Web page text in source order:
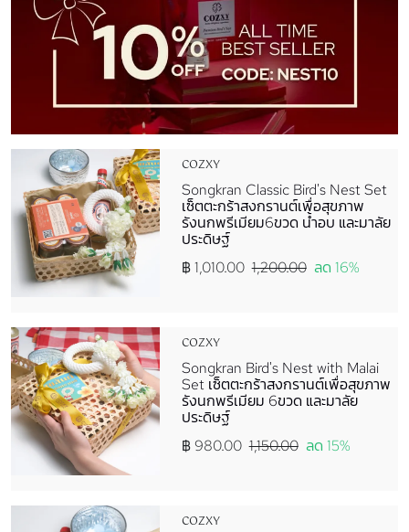
COZXY
Songkran Classic Bird's Nest Set
เซ็ตตะกร้าสงกรานต์เพื่อสุขภาพ
รังนกพรีเมียม6ขวด น้ำอบ และมาลัย
ประดิษฐ์
฿ 1,010.00 1,200.00 ลด 16%
COZXY
Songkran Bird's Nest with Malai
Set เซ็ตตะกร้าสงกรานต์เพื่อสุขภาพ
รังนกพรีเมียม 6ขวด และมาลัย
ประดิษฐ์
฿ 980.00 1,150.00 ลด 15%
COZXY